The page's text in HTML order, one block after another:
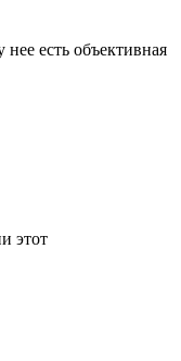
есть объективная
этот